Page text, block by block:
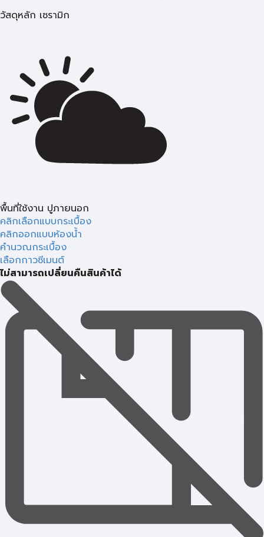
วัสดุหลัก เซรามิก
พื้นที่ใช้งาน ปูภายนอก
คลิกเลือกแบบกระเบื้อง
คลิกออกแบบห้องน้ำ
คำนวณกระเบื้อง
เลือกกาวซีเมนต์
ไม่สามารถเปลี่ยนคืนสินค้าได้